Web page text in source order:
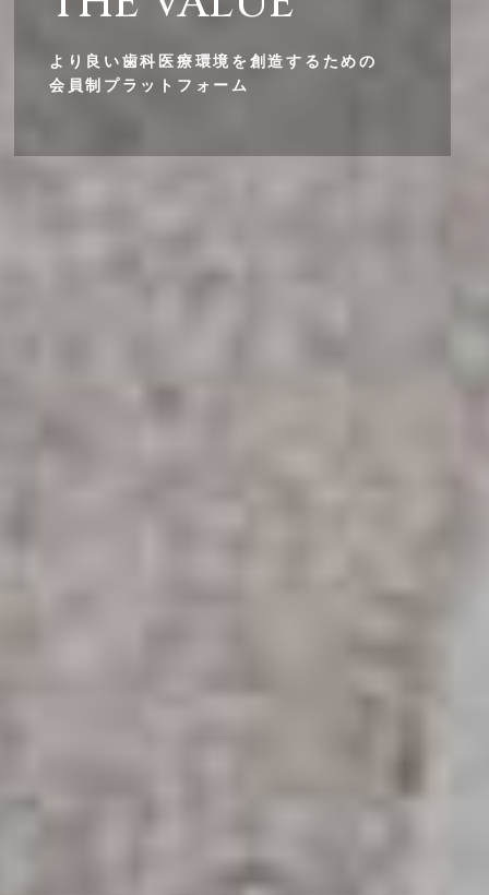
より良い歯科医療環境を創造するための
会員制プラットフォーム